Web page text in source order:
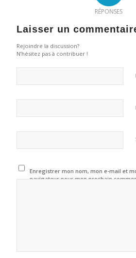
RÉPONSES
Laisser un
Rejoindre la discussion?
N’hésitez pas à contribuer !
Enregistrer mon nom, mon e-mail et
navigateur pour mon prochain